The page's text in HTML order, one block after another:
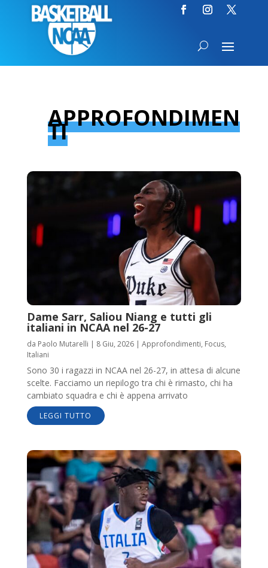
APPROFONDIMEN
TI
Dame Sarr, Saliou Niang e tutti gli
italiani in NCAA nel 26-27
da Paolo Mutarelli | 8 Giu, 2026| Approfondimenti, Focus,
Italiani
Sono 30 i ragazzi in NCAA nel 26-27, in attesa di alcune
scelte. Facciamo un riepilogo tra chi è rimasto, chi ha
cambiato squadra e chi è appena arrivato
LEGGI TUTTO